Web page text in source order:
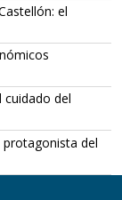
el
cuidado del
del